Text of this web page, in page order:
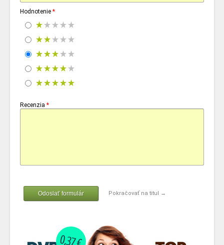
Hodnotenie *
Recenzia *
Odoslať formulár Pokračovať na titul →